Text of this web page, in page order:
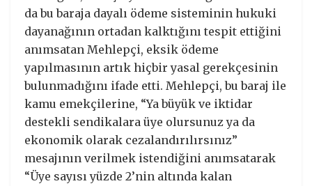
da bu baraja dayalı ödeme sisteminin hukuki
dayanağının ortadan kalktığını tespit ettiğini
anımsatan Mehlepçi, eksik ödeme
yapılmasının artık hiçbir yasal gerekçesinin
bulunmadığını ifade etti. Mehlepçi, bu baraj ile
kamu emekçilerine, “Ya büyük ve iktidar
destekli sendikalara üye olursunuz ya da
ekonomik olarak cezalandırılırsınız”
mesajının verilmek istendiğini anımsatarak
“Üye sayısı yüzde 2’nin altında kalan